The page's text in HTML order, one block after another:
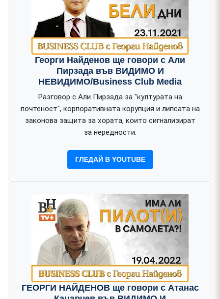
Георги Найденов ще говори с Али
Пирзада във ВИДИМО И
НЕВИДИМО/Business Club Media
Разговор с Али Пирзада за "културата на
почтеност", корпоративната корупция и липсата на
законова защита за хората, които сигнализират
за нередности.
ГЛЕДАЙ В YOUTUBE
ГЕОРГИ НАЙДЕНОВ ще говори с Атанас